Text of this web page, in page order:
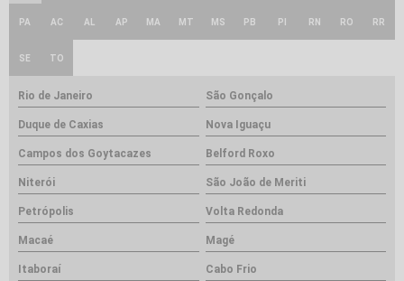
PA AC AL AP MA MT MS PB PI RN RO RR
SE TO
Rio de Janeiro São Gonçalo
Duque de Caxias Nova Iguaçu
Campos dos Goytacazes Belford Roxo
Niterói São João de Meriti
Petrópolis Volta Redonda
Macaé Magé
Itaboraí Cabo Frio